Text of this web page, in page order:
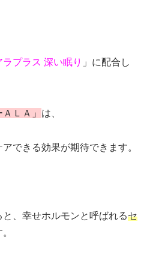
ラプラス 深い眠り 」に配合し
ＡＬＡ」 は、
できる効果が期待できます。
と、幸せホルモンと呼ばれるセ